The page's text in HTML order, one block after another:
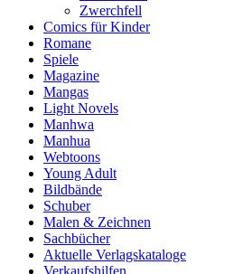
Zwerchfell
Comics für Kinder
Romane
Spiele
Magazine
Mangas
Light Novels
Manhwa
Manhua
Webtoons
Young Adult
Bildbände
Schuber
Malen & Zeichnen
Sachbücher
Aktuelle Verlagskataloge
Verkaufshilfen